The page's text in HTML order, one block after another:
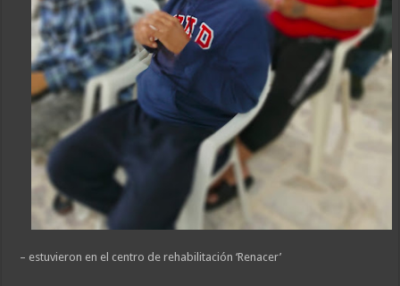
– estuvieron en el centro de rehabilitación ‘Renacer’